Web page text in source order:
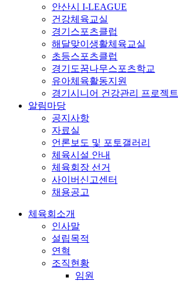
안산시 I-LEAGUE
건강체육교실
경기스포츠클럽
해달맞이생활체육교실
초등스포츠클럽
경기도꿈나무스포츠학교
유아체육활동지원
경기시니어 건강관리 프로젝트
알림마당
공지사항
자료실
언론보도 및 포토갤러리
체육시설 안내
체육회장 선거
사이버신고센터
채용공고
체육회소개
인사말
설립목적
연혁
조직현황
임원